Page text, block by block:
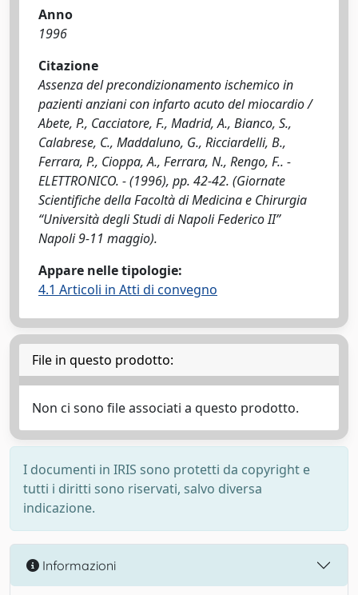
Anno
1996
Citazione
Assenza del precondizionamento ischemico in
pazienti anziani con infarto acuto del miocardio /
Abete, P., Cacciatore, F., Madrid, A., Bianco, S.,
Calabrese, C., Maddaluno, G., Ricciardelli, B.,
Ferrara, P., Cioppa, A., Ferrara, N., Rengo, F.. -
ELETTRONICO. - (1996), pp. 42-42. (Giornate
Scientifiche della Facoltà di Medicina e Chirurgia
“Università degli Studi di Napoli Federico II”
Napoli 9-11 maggio).
Appare nelle tipologie:
4.1 Articoli in Atti di convegno
File in questo prodotto:
Non ci sono file associati a questo prodotto.
I documenti in IRIS sono protetti da copyright e
tutti i diritti sono riservati, salvo diversa
indicazione.
Informazioni